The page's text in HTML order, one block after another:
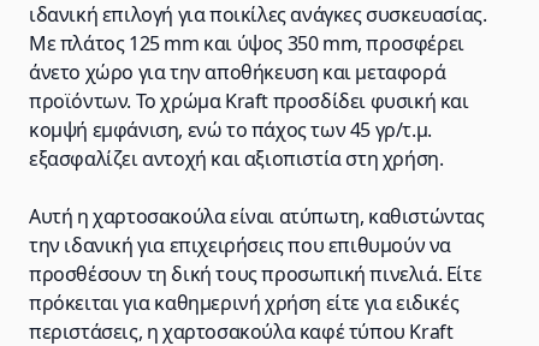
ιδανική επιλογή για ποικίλες ανάγκες συσκευασίας.
Με πλάτος 125 mm και ύψος 350 mm, προσφέρει
άνετο χώρο για την αποθήκευση και μεταφορά
προϊόντων. Το χρώμα Kraft προσδίδει φυσική και
κομψή εμφάνιση, ενώ το πάχος των 45 γρ/τ.μ.
εξασφαλίζει αντοχή και αξιοπιστία στη χρήση.
Αυτή η χαρτοσακούλα είναι ατύπωτη, καθιστώντας
την ιδανική για επιχειρήσεις που επιθυμούν να
προσθέσουν τη δική τους προσωπική πινελιά. Είτε
πρόκειται για καθημερινή χρήση είτε για ειδικές
περιστάσεις, η χαρτοσακούλα καφέ τύπου Kraft